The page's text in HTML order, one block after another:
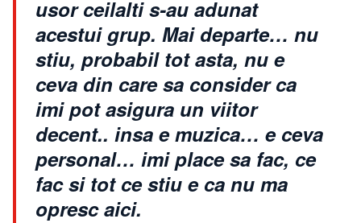
usor ceilalti s-au adunat
acestui grup. Mai departe… nu
stiu, probabil tot asta, nu e
ceva din care sa consider ca
imi pot asigura un viitor
decent.. insa e muzica… e ceva
personal… imi place sa fac, ce
fac si tot ce stiu e ca nu ma
opresc aici.